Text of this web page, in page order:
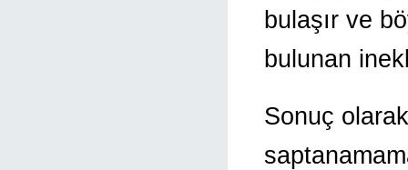
bulaşır ve
bulunan
Sonuç